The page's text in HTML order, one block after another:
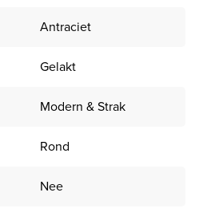
Antraciet
Gelakt
Modern & Strak
Rond
Nee